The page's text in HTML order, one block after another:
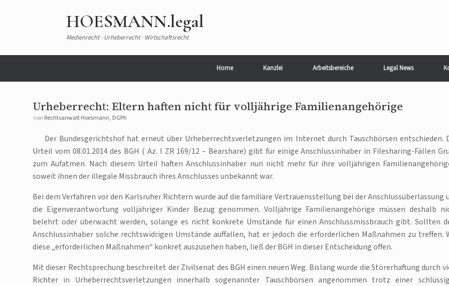
HOESMANN.legal
Medienrecht · Urheberrecht · Wirtschaftsrecht
Home Kanzlei Arbeitsbereiche Legal News
Urheberrecht: Eltern haften nicht für volljährige Familienangehörige
von Rechtsanwalt Hoesmann, DGPh
Der Bundesgerichtshof hat erneut über Urheberrechtsverletzungen im Internet durch Tauschbörsen entschieden.
Urteil vom 08.01.2014 des BGH ( Az. I ZR 169/12 – Bearshare) gibt für einige Anschlussinhaber in Filesharing-Fällen
zum Aufatmen. Nach diesem Urteil haften Anschlussinhaber nun nicht mehr für ihre volljährigen
soweit ihnen der illegale Missbrauch ihres Anschlusses unbekannt war.
Bei dem Verfahren vor den Karlsruher Richtern wurde auf die familiäre Vertrauensstellung bei der Anschlussüberlassung
die Eigenverantwortung volljähriger Kinder Bezug genommen. Volljährige Familienangehörige müssen deshalb
belehrt oder überwacht werden, solange es nicht konkrete Umstände für einen Anschlussmissbrauch gibt. Sollten
Anschlussinhaber solche rechtswidrigen Umstände auffallen, hat er jedoch die erforderlichen Maßnahmen zu treffen.
diese „erforderlichen Maßnahmen“ konkret auszusehen haben, ließ der BGH in dieser Entscheidung offen.
Mit dieser Rechtsprechung beschreitet der Zivilsenat des BGH einen neuen Weg. Bislang wurde die Störerhaftung durch
Richter in Urheberrechtsverletzungen innerhalb sogenannter Tauschbörsen angenommen trotz einer